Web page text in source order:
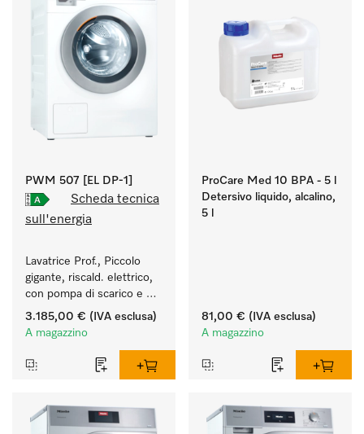
PWM 507 [EL DP-1]
Scheda tecnica
sull'energia
Lavatrice Prof., Piccolo
gigante, riscald. elettrico,
con pompa di scarico e
programmi specifici per
target. Resa 7 kg
3.185,00 € (IVA esclusa)
A magazzino
ProCare Med 10 BPA - 5 l
Detersivo liquido, alcalino,
5 l
81,00 € (IVA esclusa)
A magazzino